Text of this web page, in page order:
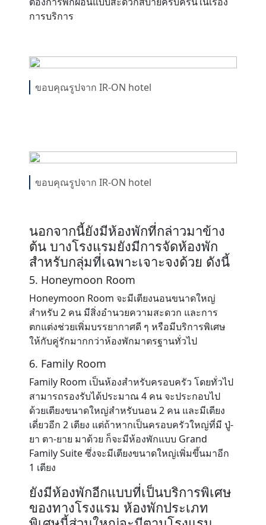
การบริการ
ขอบคุณรูปจาก IR-ON hotel
ขอบคุณรูปจาก IR-ON hotel
นอกจากนี้ยังมีห้องพักที่กล่าวมาข้าง
ต้น บางโรงแรมยังมีการจัดห้องพัก
สำหรับกลุ่มที่เฉพาะเจาะจงด้วย ดังนี้
5. Honeymoon Room
Honeymoon Room จะมีเตียงนอนขนาดใหญ่
สำหรับ 2 คน มีสิ่งอำนวยความสะดวก และการ
ตกแต่งช่วยเพิ่มบรรยากาศดี ๆ หรือมีบริการพิเศษ
ให้กับคู่รักมากกว่าห้องพักมาตรฐานทั่วไป
6. Family Room
Family Room เป็นห้องสำหรับครอบครัว โดยทั่วไป
สามารถรองรับได้ประมาณ 4 คน จะประกอบไป
ด้วยเตียงขนาดใหญ่สำหรับนอน 2 คน และมีเตียง
เดี่ยวอีก 2 เตียง แต่ถ้าหากเป็นครอบครัวใหญ่ที่มี ปู่-
ยา ตา-ยาย มาด้วย ก็จะมีห้องพักแบบ Grand
Family Suite ซึ่งจะมีเตียงขนาดใหญ่เพิ่มขึ้นมาอีก
1 เตียง
ยังมีห้องพักอีกแบบที่เป็นบริการพิเศษ
ของทางโรงแรม ห้องพักประเภท